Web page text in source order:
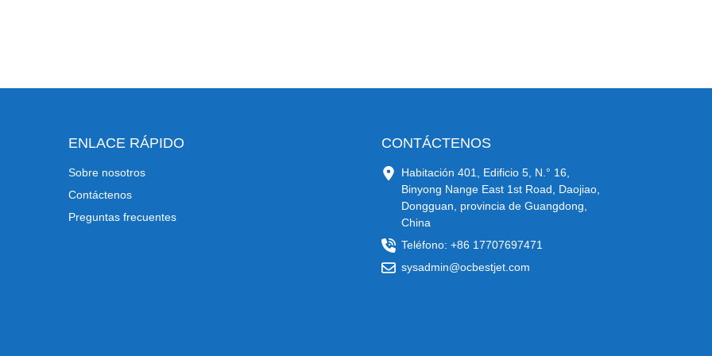
ENLACE RÁPIDO
Sobre nosotros
Contáctenos
Preguntas frecuentes
CONTÁCTENOS
Habitación 401, Edificio 5, N.° 16,
Binyong Nange East 1st Road, Daojiao,
Dongguan, provincia de Guangdong,
China
Teléfono: +86 17707697471
sysadmin@ocbestjet.com